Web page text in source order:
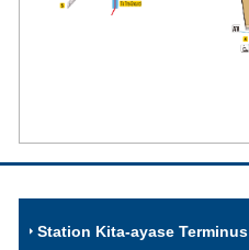
Station Kita-ayase Terminus